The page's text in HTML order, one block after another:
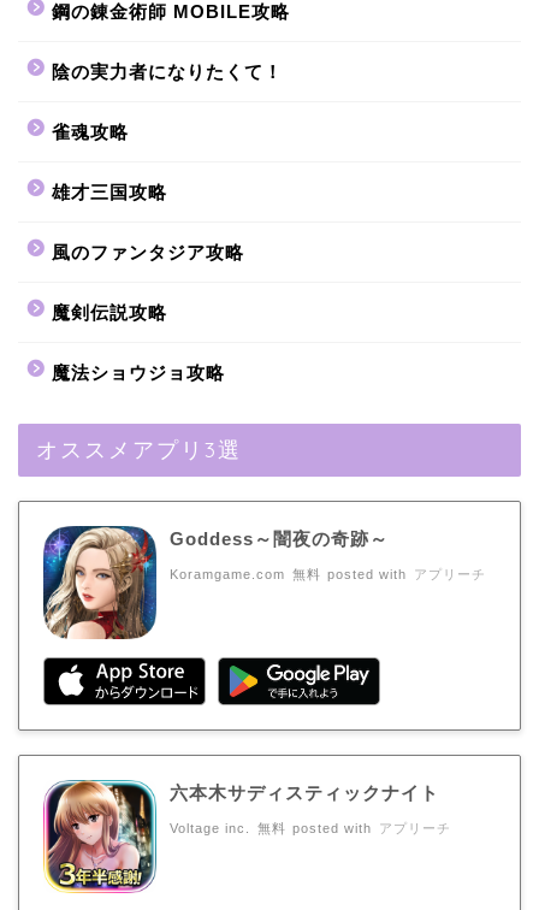
鋼の錬金術師 MOBILE攻略
陰の実力者になりたくて！
雀魂攻略
雄才三国攻略
風のファンタジア攻略
魔剣伝説攻略
魔法ショウジョ攻略
オススメアプリ3選
Goddess～闇夜の奇跡～
Koramgame.com 無料 posted with アプリーチ
六本木サディスティックナイト
Voltage inc. 無料 posted with アプリーチ